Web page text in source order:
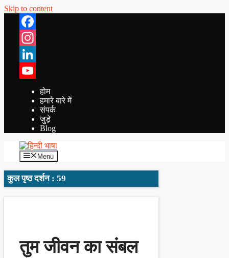
Skip to content
Facebook
Instagram
LinkedIn
YouTube
होम
हमारे बारे में
संपर्क
जुड़े
Blog
Menu
कुल पृष्ठ दर्शन : 59
तुम जीवन का संबल